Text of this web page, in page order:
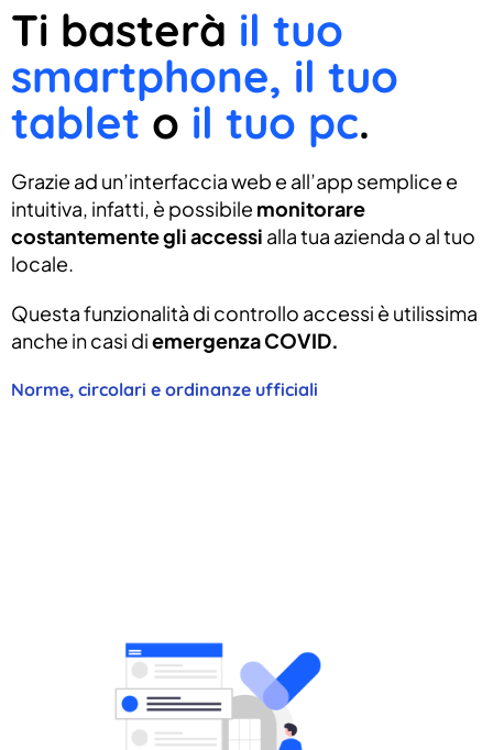
Ti basterà il tuo
smartphone, il tuo
tablet o il tuo pc.
Grazie ad un’interfaccia web e all’app semplice e
intuitiva, infatti, è possibile monitorare
costantemente gli accessi alla tua azienda o al tuo
locale.
Questa funzionalità di controllo accessi è utilissima
anche in casi diemergenza COVID.
Norme, circolari e ordinanze ufficiali